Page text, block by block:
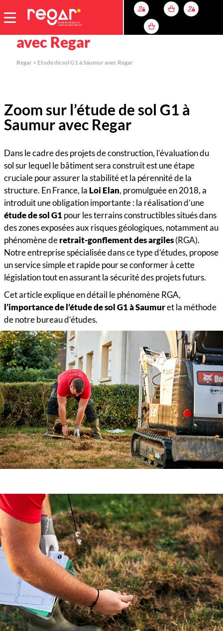
Etude de sol G1 à Saumur
avec Regar
Regar> Etude de sol G1 à Saumur avec Regar
Zoom sur l’étude de sol G1 à
Saumur avec Regar
Dans le cadre des projets de construction, l’évaluation du
sol sur lequel le bâtiment sera construit est une étape
cruciale pour assurer la stabilité et la pérennité de la
structure. En France, la Loi Elan, promulguée en 2018, a
introduit une obligation importante : la réalisation d’une
étude de sol G1pour les terrains constructibles situés dans
des zones exposées aux risques géologiques, notamment au
phénomène deretrait-gonflement des argiles(RGA).
Notre entreprise spécialisée dans ce type d’études, propose
un service simple et rapide pour se conformer à cette
législation tout en assurant la sécurité des projets futurs.
Cet article explique en détail le phénomène RGA,
l’importance de l’étude de sol G1 à Saumuret la méthode
de notre bureau d’études.